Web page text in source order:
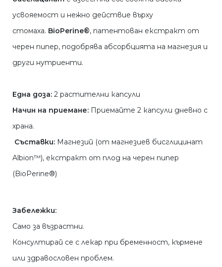
усвояемост и нежно действие върху
стомаха. BioPerine®, патентован екстракт от
черен пипер, подобрява абсорбцията на магнезия и
други нутриенти.
Eднa дoзa: 2 растителни капсули
Начин на приемане: Приемайте 2 капсули дневно с
храна.
Съставки: Магнезий (от магнезиев бисглицинат
Albion™), екстракт от плод на черен пипер
(BioPerine®)
Забележки:
Само за възрастни.
Консултирай се с лекар при бременност, кърмене
или здравословен проблем.